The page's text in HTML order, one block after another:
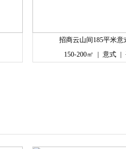
招商云山间185平米意
150-200㎡
意式|